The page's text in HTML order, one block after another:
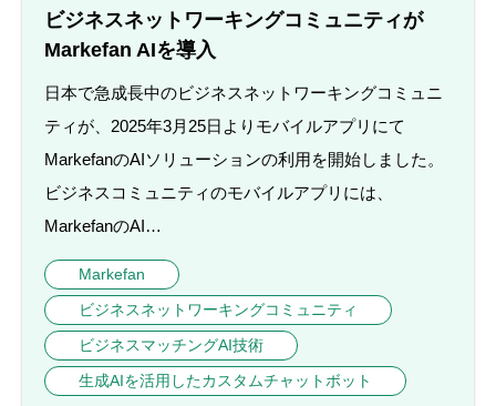
ビジネスネットワーキングコミュニティが
Markefan AIを導入
日本で急成長中のビジネスネットワーキングコミュニ
ティが、2025年3月25日よりモバイルアプリにて
MarkefanのAIソリューションの利用を開始しました。
ビジネスコミュニティのモバイルアプリには、
MarkefanのAI…
Markefan
ビジネスネットワーキングコミュニティ
ビジネスマッチングAI技術
生成AIを活用したカスタムチャットボット